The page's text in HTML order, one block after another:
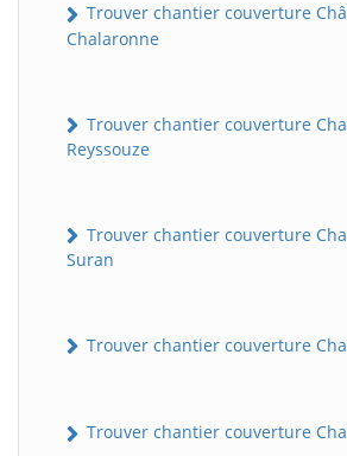
Trouver chantier couverture
Chalaronne
Trouver chantier couverture
Reyssouze
Trouver chantier couverture
Suran
Trouver chantier couverture
Trouver chantier couverture